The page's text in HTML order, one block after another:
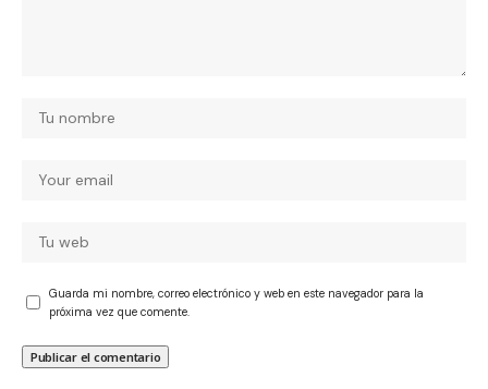
Guarda mi nombre, correo electrónico y web en este navegador para la
próxima vez que comente.